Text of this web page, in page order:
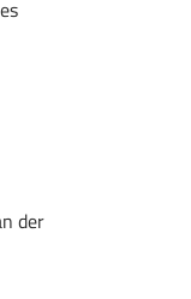
der